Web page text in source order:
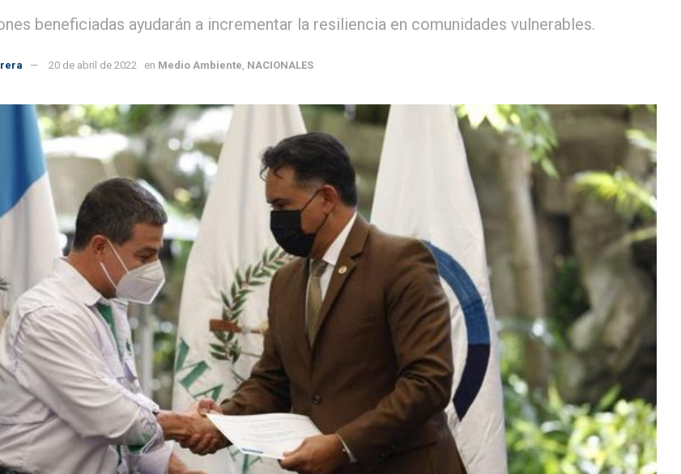
beneficiadas ayudarán a incrementar la resiliencia en comunidades vulnerables.
20 de abril de 2022 en Medio Ambiente NACIONALES